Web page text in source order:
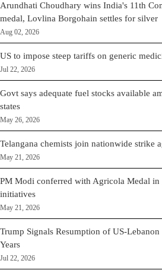
Arundhati Choudhary wins India's 11th
medal, Lovlina Borgohain settles for silver
Aug 02, 2026
US to impose steep tariffs on generic
Jul 22, 2026
Govt says adequate fuel stocks available
states
May 26, 2026
Telangana chemists join nationwide strike
May 21, 2026
PM Modi conferred with Agricola Medal
initiatives
May 21, 2026
Trump Signals Resumption of US-
Years
Jul 22, 2026